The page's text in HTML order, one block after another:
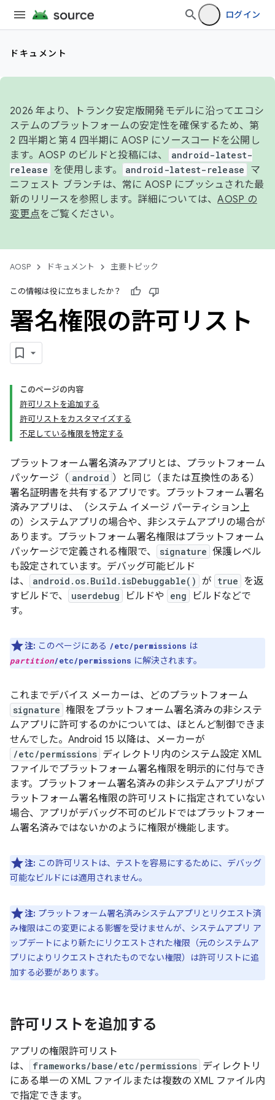
ログイン
ドキュメント
2026 年より、トランク安定版開発モデルに沿ってエコシ
ステムのプラットフォームの安定性を確保するため、第
2 四半期と第 4 四半期に AOSP にソースコードを公開し
ます。AOSP のビルドと投稿には、
android-latest-
release
を使用します。 android-latest-release
マ
ニフェスト ブランチは、常に AOSP にプッシュされた最
新のリリースを参照します。詳細については、AOSP の
変更点をご覧ください。
AOSP ドキュメント 主要トピック
この情報は役に立ちましたか？
署名権限の許可リスト
このページの内容
許可リストを追加する
許可リストをカスタマイズする
不足している権限を特定する
プラットフォーム署名済みアプリとは、プラットフォーム
パッケージ（ android ）と同じ（または互換性のある）
署名証明書を共有するアプリです。プラットフォーム署名
済みアプリは、（システム イメージ パーティション上
の）システムアプリの場合や、非システムアプリの場合が
あります。プラットフォーム署名権限はプラットフォーム
パッケージで定義される権限で、
signature 保護レベル
も設定されています。デバッグ可能ビルド
は、
android.os.Build.isDebuggable() が true を返
すビルドで、
userdebug ビルドや eng
ビルドなどで
す。
注: このページにある /etc/permissions は
partition/etc/permissions に解決されます。
これまでデバイス メーカーは、どのプラットフォーム
signature 権限をプラットフォーム署名済みの非システ
ムアプリに許可するのかについては、ほとんど制御できま
せんでした。Android 15 以降は、メーカーが
/etc/permissions ディレクトリ内のシステム設定 XML
ファイルでプラットフォーム署名権限を明示的に付与でき
ます。プラットフォーム署名済みの非システムアプリがプ
ラットフォーム署名権限の許可リストに指定されていない
場合、アプリがデバッグ不可のビルドではプラットフォー
ム署名済みではないかのように権限が機能します。
注: この許可リストは、テストを容易にするために、デバッグ
可能なビルドには適用されません。
注: プラットフォーム署名済みシステムアプリとリクエスト済
み権限はこの変更による影響を受けませんが、システムアプリ ア
ップデートにより新たにリクエストされた権限（元のシステムア
プリによりリクエストされたものでない権限）は許可リストに追
加する必要があります。
許可リストを追加する
アプリの権限許可リスト
は、
frameworks/base/etc/permissions ディレクトリ
にある単一の XML ファイルまたは複数の XML ファイル内
で指定できます。